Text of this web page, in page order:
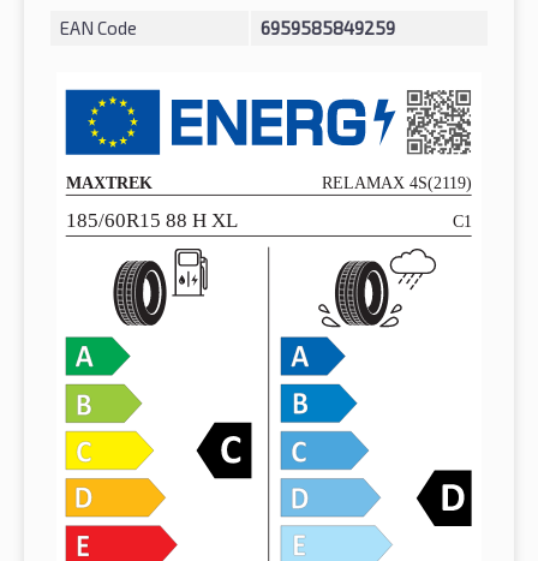
EAN Code 6959585849259